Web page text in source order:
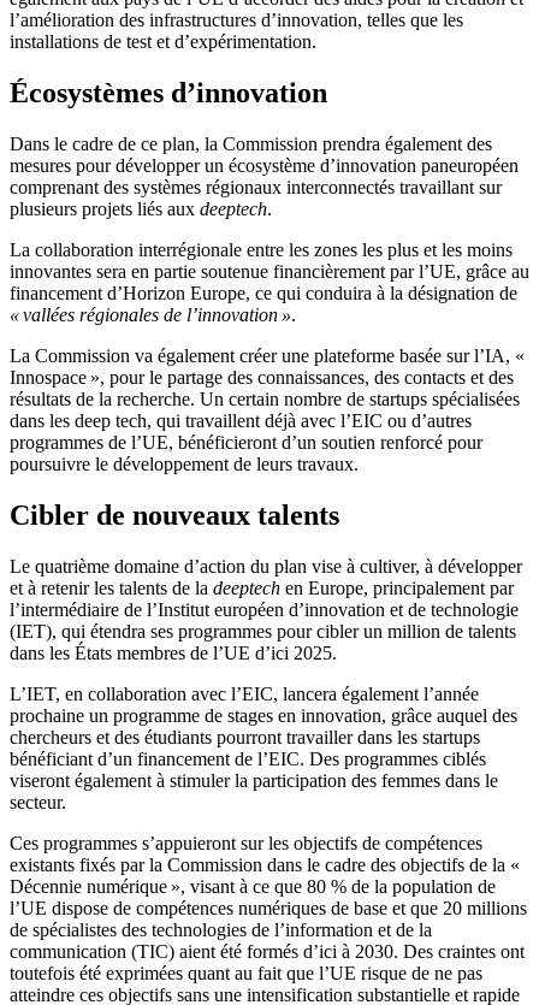
l’amélioration des infrastructures d’innovation, telles que les
installations de test et d’expérimentation.
Écosystèmes d’innovation
Dans le cadre de ce plan, la Commission prendra également des
mesures pour développer un écosystème d’innovation paneuropéen
comprenant des systèmes régionaux interconnectés travaillant sur
plusieurs projets liés aux deeptech.
La collaboration interrégionale entre les zones les plus et les moins
innovantes sera en partie soutenue financièrement par l’UE, grâce au
financement d’Horizon Europe, ce qui conduira à la désignation de
« vallées régionales de l’innovation ».
La Commission va également créer une plateforme basée sur l’IA, «
Innospace », pour le partage des connaissances, des contacts et des
résultats de la recherche. Un certain nombre de startups spécialisées
dans les deep tech, qui travaillent déjà avec l’EIC ou d’autres
programmes de l’UE, bénéficieront d’un soutien renforcé pour
poursuivre le développement de leurs travaux.
Cibler de nouveaux talents
Le quatrième domaine d’action du plan vise à cultiver, à développer
et à retenir les talents de la deeptech en Europe, principalement par
l’intermédiaire de l’Institut européen d’innovation et de technologie
(IET), qui étendra ses programmes pour cibler un million de talents
dans les États membres de l’UE d’ici 2025.
L’IET, en collaboration avec l’EIC, lancera également l’année
prochaine un programme de stages en innovation, grâce auquel des
chercheurs et des étudiants pourront travailler dans les startups
bénéficiant d’un financement de l’EIC. Des programmes ciblés
viseront également à stimuler la participation des femmes dans le
secteur.
Ces programmes s’appuieront sur les objectifs de compétences
existants fixés par la Commission dans le cadre des objectifs de la «
Décennie numérique », visant à ce que 80 % de la population de
l’UE dispose de compétences numériques de base et que 20 millions
de spécialistes des technologies de l’information et de la
communication (TIC) aient été formés d’ici à 2030. Des craintes ont
toutefois été exprimées quant au fait que l’UE risque de ne pas
atteindre ces objectifs sans une intensification substantielle et rapide